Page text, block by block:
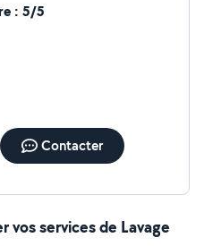
: 5/5
Contacter
vos services de Lavage